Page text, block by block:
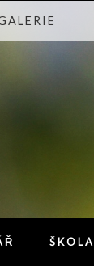
ŠKOLA